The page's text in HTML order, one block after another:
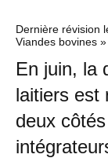
Dernière révision
Viandes bovines
En juin, la
laitiers est
deux